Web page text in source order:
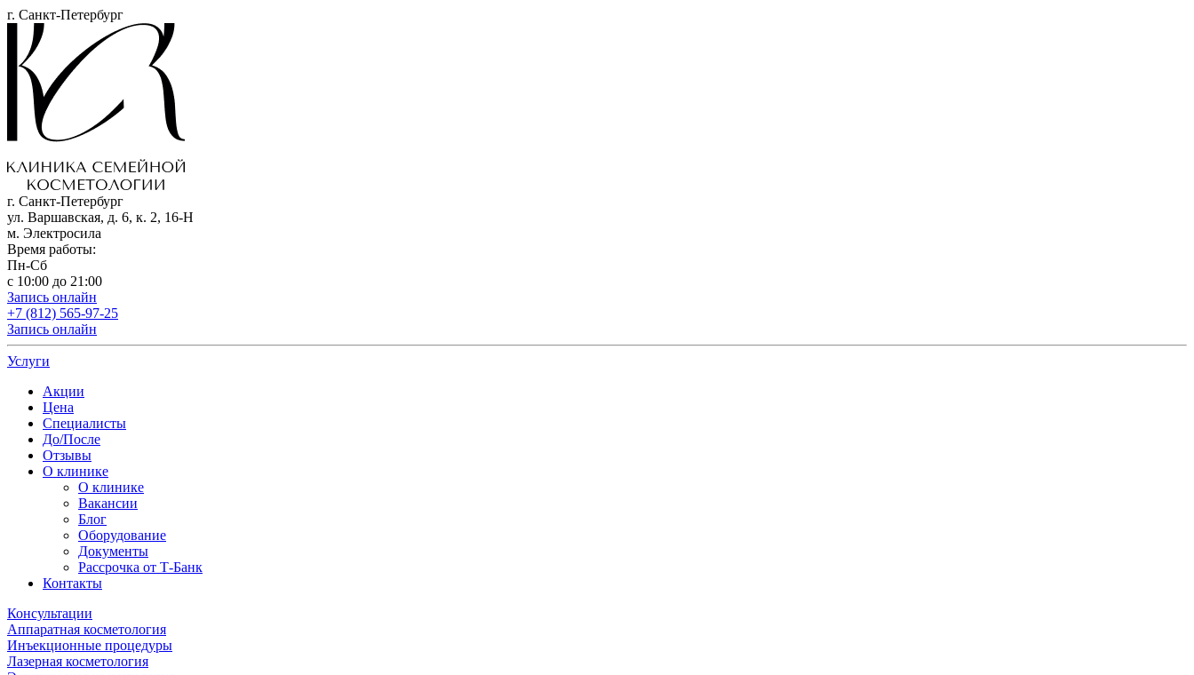
г. Санкт-Петербург
г. Санкт-Петербург
ул. Варшавская, д. 6, к. 2, 16-Н
м. Электросила
Время работы:
Пн-Сб
с 10:00 до 21:00
Запись онлайн
+7 (812) 565-97-25
Запись онлайн
Услуги
Акции
Цена
Специалисты
До/После
Отзывы
О клинике
О клинике
Вакансии
Блог
Оборудование
Документы
Рассрочка от Т-Банк
Контакты
Консультации
Аппаратная косметология
Инъекционные процедуры
Лазерная косметология